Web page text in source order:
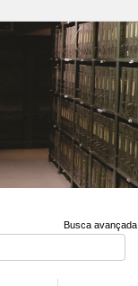
Paulo
Busca avançada